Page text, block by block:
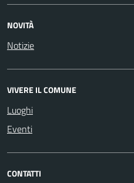
NOVITÀ
Notizie
VIVERE IL COMUNE
Luoghi
Eventi
CONTATTI